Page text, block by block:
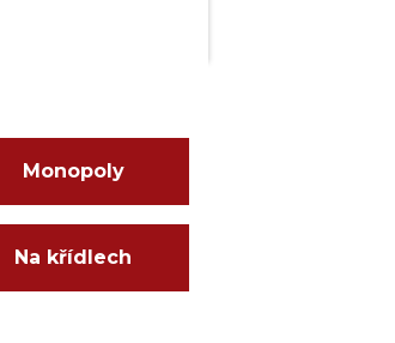
Monopoly
Na křídlech